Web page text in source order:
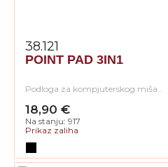
38.121
POINT PAD 3IN1
Podloga za kompjuterskog miša…
18,90 €
Na stanju: 917
Prikaz zaliha